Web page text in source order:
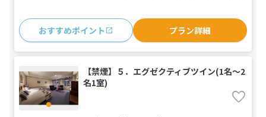
おすすめポイント プラン詳細
【禁煙】５．エグゼクティブツイン(1名～2
名1室)